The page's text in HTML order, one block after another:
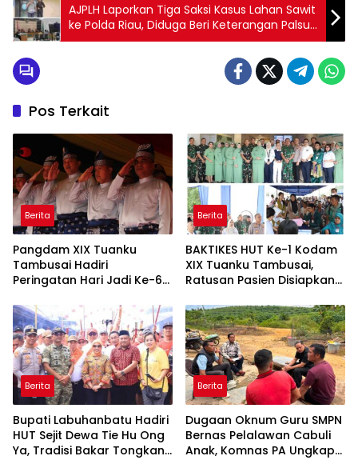
AJPLH Laporkan Tiga Saksi Kasus Lahan Sawit
ke Polda Riau, Diduga Beri Keterangan Palsu
di Persidangan
Pos Terkait
Berita
Pangdam XIX Tuanku
Tambusai Hadiri
Peringatan Hari Jadi Ke-69
Berita
BAKTIKES HUT Ke-1 Kodam
XIX Tuanku Tambusai,
Ratusan Pasien Disiapkan
Berita
Bupati Labuhanbatu Hadiri
HUT Sejit Dewa Tie Hu Ong
Ya, Tradisi Bakar Tongkang
Berita
Dugaan Oknum Guru SMPN
Bernas Pelalawan Cabuli
Anak, Komnas PA Ungkap